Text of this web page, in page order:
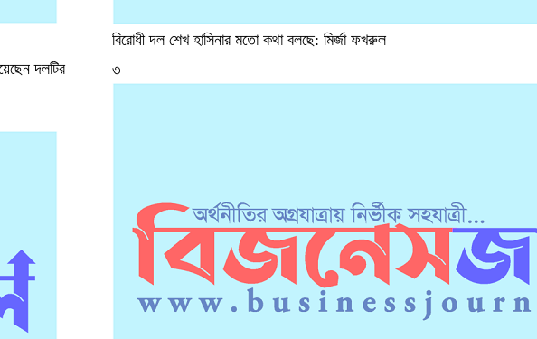
দলটির
বিরোধী দল শেখ হাসিনার মতো কথা বলছে: মির্জা ফখরুল
৩